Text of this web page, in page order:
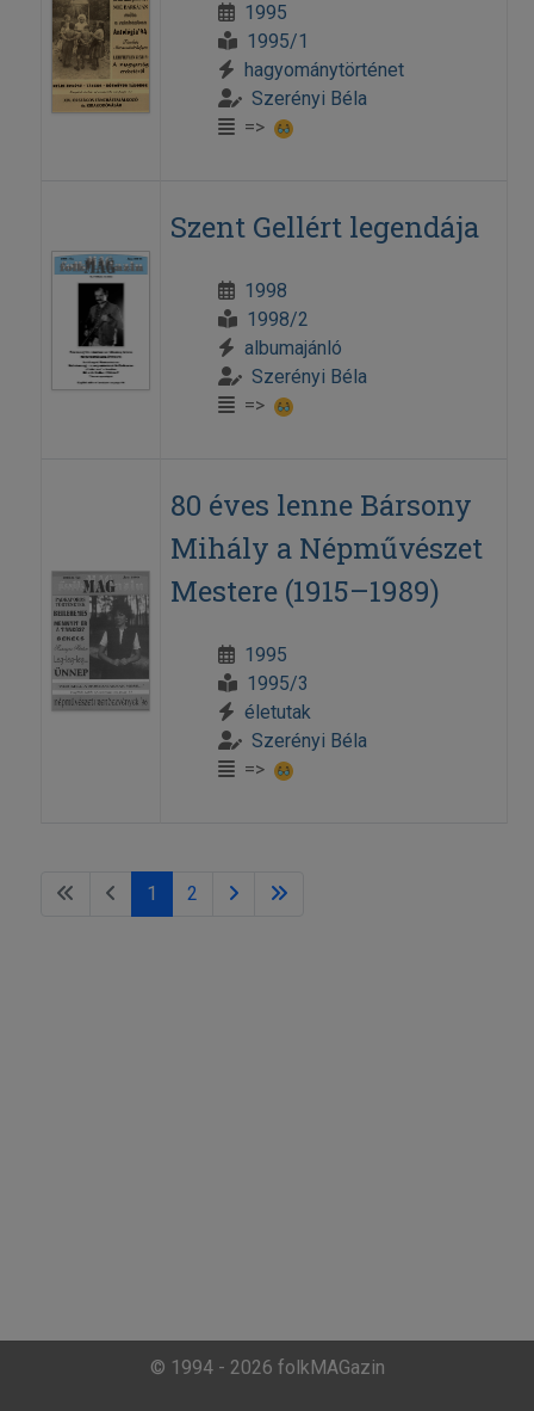
1995
1995/1
hagyománytörténet
Szerényi Béla
=>
Szent Gellért legendája
1998
1998/2
albumajánló
Szerényi Béla
=>
80 éves lenne Bársony
Mihály a Népművészet
Mestere (1915–1989)
1995
1995/3
életutak
Szerényi Béla
=>
1 2
© 1994 - 2026 folkMAGazin